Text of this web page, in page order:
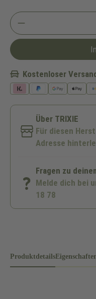
Kostenloser
Über TRIXIE
Für diesen
Adresse
Fragen zu
Melde dich bei
18 78
Produktdetails